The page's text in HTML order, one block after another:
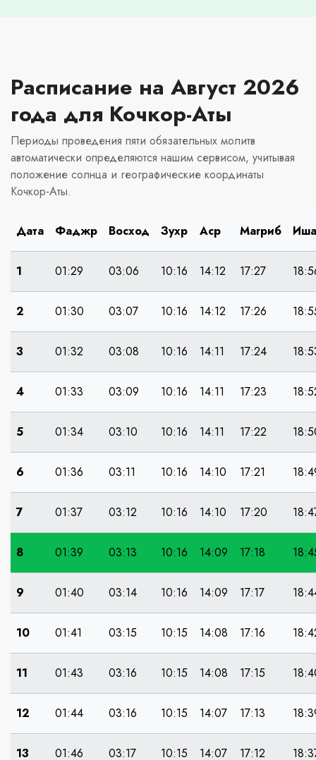
Расписание на Август 2026
года для Кочкор-Аты
Периоды проведения пяти обязательных молитв
автоматически определяются нашим сервисом, учитывая
положение солнца и географические координаты
Кочкор-Аты.
Дата Фаджр Восход Зухр Аср Магриб Иша
1 01:29 03:06 10:16 14:12 17:27
2 01:30 03:07 10:16 14:12 17:26
3 01:32 03:08 10:16 14:11 17:24
4 01:33 03:09 10:16 14:11 17:23
5 01:34 03:10 10:16 14:11 17:22
6 01:36 03:11 10:16 14:10 17:21
7 01:37 03:12 10:16 14:10 17:20
8 01:39 03:13 10:16 14:09 17:18
9 01:40 03:14 10:16 14:09 17:17
10 01:41 03:15 10:15 14:08 17:16
11 01:43 03:16 10:15 14:08 17:15
12 01:44 03:16 10:15 14:07 17:13
13 01:46 03:17 10:15 14:07 17:12